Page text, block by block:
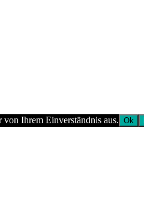
Ihrem Einverständnis aus. Ok